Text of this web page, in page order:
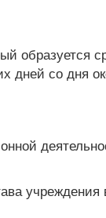
образуется
дней со дня